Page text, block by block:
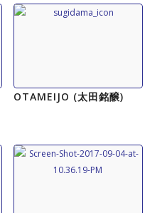
OTAMEIJO (太田銘醸)